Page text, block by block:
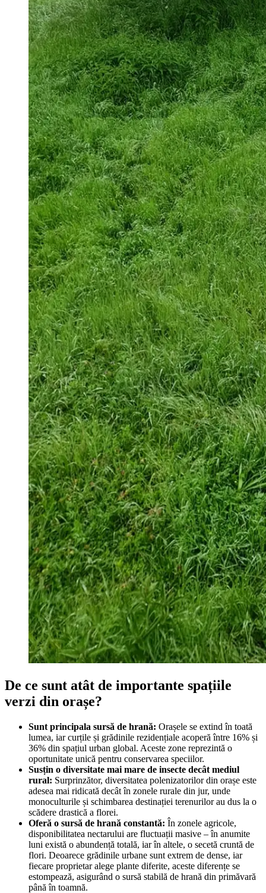
De ce sunt atât de importante spațiile
verzi din orașe?
Sunt principala sursă de hrană: Orașele se extind în toată
lumea, iar curțile și grădinile rezidențiale acoperă între 16% și
36% din spațiul urban global. Aceste zone reprezintă o
oportunitate unică pentru conservarea speciilor.
Susțin o diversitate mai mare de insecte decât mediul
rural: Surprinzător, diversitatea polenizatorilor din orașe este
adesea mai ridicată decât în zonele rurale din jur, unde
monoculturile și schimbarea destinației terenurilor au dus la o
scădere drastică a florei.
Oferă o sursă de hrană constantă: În zonele agricole,
disponibilitatea nectarului are fluctuații masive – în anumite
luni există o abundență totală, iar în altele, o secetă cruntă de
flori. Deoarece grădinile urbane sunt extrem de dense, iar
fiecare proprietar alege plante diferite, aceste diferențe se
estompează, asigurând o sursă stabilă de hrană din primăvară
până în toamnă.